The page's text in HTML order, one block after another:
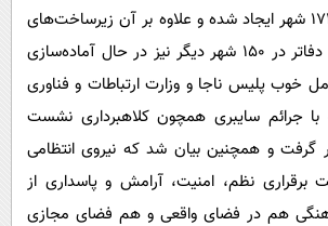
دفاتر پلیس فتا در ۱۷۴ شهر ایجاد شده و علاوه بر آن زیرساخت‌های
لازم برای احداث این دفاتر در ۱۵۰ شهر دیگر نیز در حال آماده‌سازی
خوب پلیس ناجا و وزارت ارتباطات و فناوری
با جرائم سایبری همچون کلاهبرداری نشست
گرفت و همچنین بیان شد که نیروی انتظامی
نظم، امنیت، آرامش و پاسداری از
هم در فضای واقعی و هم فضای مجازی